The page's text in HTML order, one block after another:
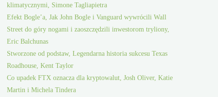
klimatycznymi, Simone Tagliapietra
Efekt Bogle’a, Jak John Bogle i Vanguard wywrócili Wall
Street do góry nogami i zaoszczędzili inwestorom tryliony,
Eric Balchunas
Stworzone od podstaw, Legendarna historia sukcesu Texas
Roadhouse, Kent Taylor
Co upadek FTX oznacza dla kryptowalut, Josh Oliver, Katie
Martin i Michela Tindera